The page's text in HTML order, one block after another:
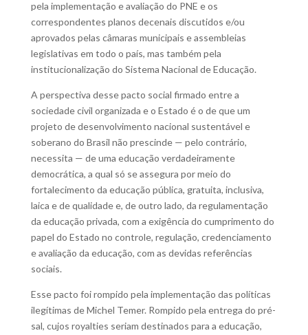
pela implementação e avaliação do PNE e os
correspondentes planos decenais discutidos e/ou
aprovados pelas câmaras municipais e assembleias
legislativas em todo o país, mas também pela
institucionalização do Sistema Nacional de Educação.
A perspectiva desse pacto social firmado entre a
sociedade civil organizada e o Estado é o de que um
projeto de desenvolvimento nacional sustentável e
soberano do Brasil não prescinde — pelo contrário,
necessita — de uma educação verdadeiramente
democrática, a qual só se assegura por meio do
fortalecimento da educação pública, gratuita, inclusiva,
laica e de qualidade e, de outro lado, da regulamentação
da educação privada, com a exigência do cumprimento do
papel do Estado no controle, regulação, credenciamento
e avaliação da educação, com as devidas referências
sociais.
Esse pacto foi rompido pela implementação das políticas
ilegítimas de Michel Temer. Rompido pela entrega do pré-
sal, cujos royalties seriam destinados para a educação,